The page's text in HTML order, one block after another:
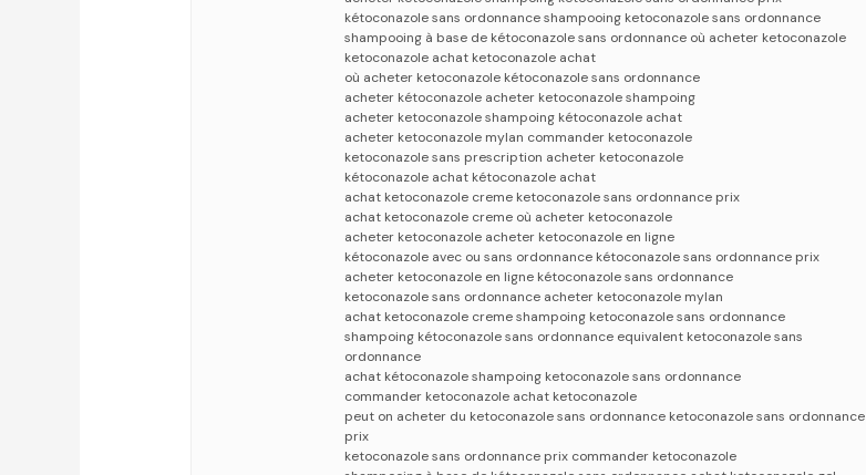
kétoconazole sans ordonnance shampooing ketoconazole sans ordonnance
shampooing à base de kétoconazole sans ordonnance où acheter ketoconazole
ketoconazole achat ketoconazole achat
où acheter ketoconazole kétoconazole sans ordonnance
acheter kétoconazole acheter ketoconazole shampoing
acheter ketoconazole shampoing kétoconazole achat
acheter ketoconazole mylan commander ketoconazole
ketoconazole sans prescription acheter ketoconazole
kétoconazole achat kétoconazole achat
achat ketoconazole creme ketoconazole sans ordonnance prix
achat ketoconazole creme où acheter ketoconazole
acheter ketoconazole acheter ketoconazole en ligne
kétoconazole avec ou sans ordonnance kétoconazole sans ordonnance prix
acheter ketoconazole en ligne kétoconazole sans ordonnance
ketoconazole sans ordonnance acheter ketoconazole mylan
achat ketoconazole creme shampoing ketoconazole sans ordonnance
shampoing kétoconazole sans ordonnance equivalent ketoconazole sans
ordonnance
achat kétoconazole shampoing ketoconazole sans ordonnance
commander ketoconazole achat ketoconazole
peut on acheter du ketoconazole sans ordonnance ketoconazole sans ordonnance
prix
ketoconazole sans ordonnance prix commander ketoconazole